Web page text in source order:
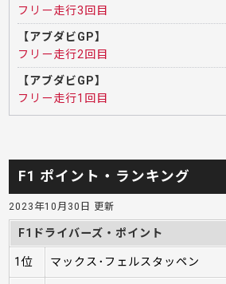
フリー走行3回目
【アブダビGP】
フリー走行2回目
【アブダビGP】
フリー走行1回目
F1 ポイント・ランキング
2023年10月30日 更新
F1ドライバーズ・ポイント
1位 マックス･フェルスタッペン